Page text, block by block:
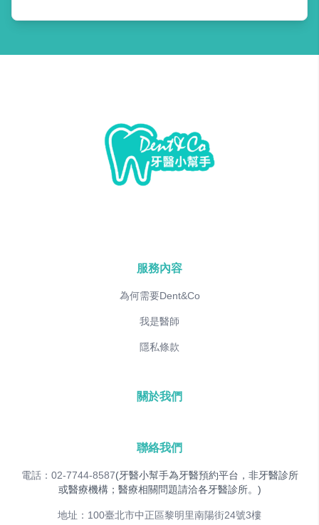
服務內容
為何需要Dent&Co
我是醫師
隱私條款
關於我們
聯絡我們
電話：02-7744-8587(牙醫小幫手為牙醫預約平台，非牙醫診所
或醫療機構；醫療相關問題請洽各牙醫診所。)
地址：100臺北市中正區黎明里南陽街24號3樓